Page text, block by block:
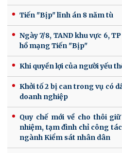
Tiến "Bịp" lĩnh án 8 năm tù
Ngày 7/8, TAND khu vực 6,
hồ mạng Tiến "Bịp"
Khi quyền lợi của người yếu
Khởi tố 2 bị can trong vụ có
doanh nghiệp
Quy chế mới về cho thôi
nhiệm, tạm đình chỉ công
ngành Kiểm sát nhân dân